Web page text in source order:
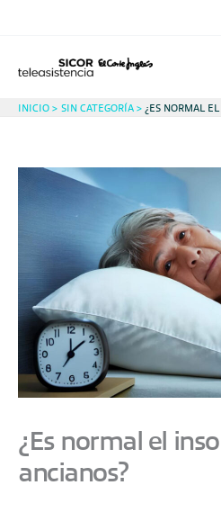
INICIO SIN CATEGORÍA ¿ES NORMAL
¿Es normal el
ancianos?